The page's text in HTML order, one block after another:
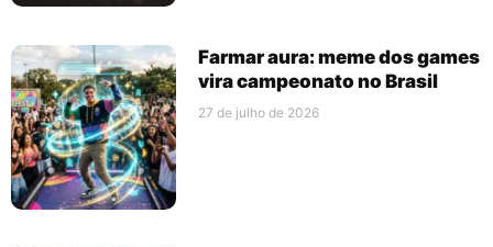
Farmar aura: meme dos games
vira campeonato no Brasil
27 de julho de 2026